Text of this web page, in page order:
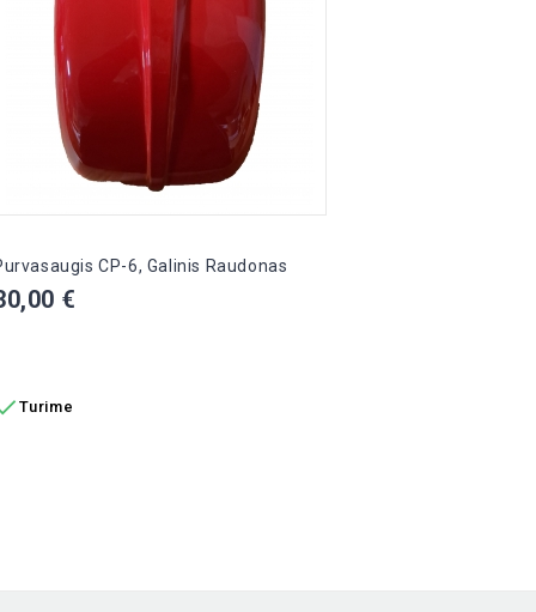
CP-6, Galinis Raudonas
€
Turime